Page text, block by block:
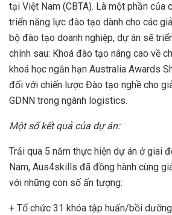
tại Việt Nam (CBTA). Là một phần của
triển năng lực đào tạo dành cho các
bộ đào tạo doanh nghiệp, dự án sẽ
chính sau: Khoá đào tạo nâng cao về
khoá học ngắn hạn Australia Awards
đối với chiến lược Đào tạo nghề cho
GDNN trong ngành logistics.
Một số kết quả của dự án:
Trải qua 5 năm thực hiện dự án ở giai
Nam, Aus4skills đã đồng hành cùng
với những con số ấn tượng:
+ Tổ chức 31 khóa tập huấn/bồi